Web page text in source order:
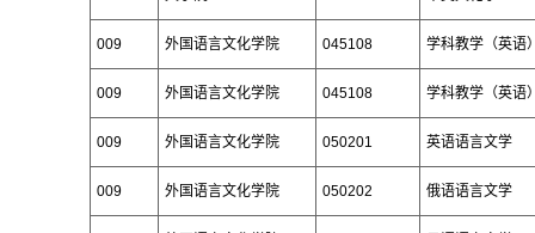
009 外国语言文化学院 045108 学科教学（英语
009 外国语言文化学院 045108 学科教学（英语
009 外国语言文化学院 050201 英语语言文学
009 外国语言文化学院 050202 俄语语言文学